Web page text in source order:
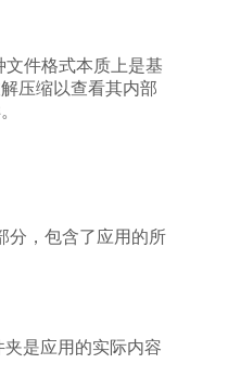
文件格式本质上是基
压缩以查看其内部
分，包含了应用的所
夹是应用的实际内容